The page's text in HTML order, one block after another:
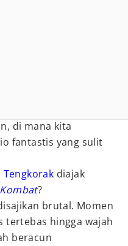
di mana kita
fantastis yang sulit
Tengkorak diajak
?
brutal. Momen
hingga wajah
beracun